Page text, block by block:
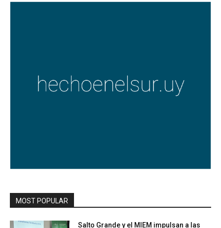
MOST POPULAR
Salto Grande y el MIEM impulsan a las